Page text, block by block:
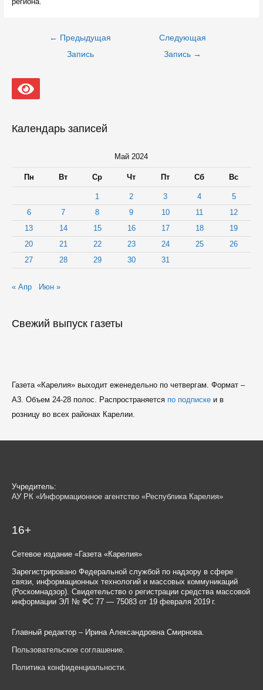
Навигация
← Предыдущая
Запись
Следующая
Запись →
Календарь записей
Май 2024
Пн Вт Ср Чт Пт Сб Вс
1 2 3 4
5
6
7 8 9 10 11
12
13
14 15 16 17 18
19
20
21 22 23 24 25
26
27
28 29 30 31
« Апр Июн »
Свежий выпуск газеты
Газета «Карелия» выходит еженедельно по четвергам. Формат –
A3. Объем 24-28 полос. Распространяется по подпискеи в
розницу во всех районах Карелии.
Учредитель:
АУ РК «Информационное агентство «Республика Карелия»
16+
Сетевое издание «Газета «Карелия»
Зарегистрировано Федеральной службой по надзору в сфере
связи, информационных технологий и массовых коммуникаций
(Роскомнадзор). Свидетельство о регистрации средства массовой
информации ЭЛ № ФС 77 — 75083 от 19 февраля 2019 г.
Главный редактор – Ирина Александровна Смирнова.
Пользовательское соглашение.
Политика конфиденциальности